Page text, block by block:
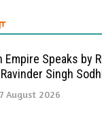
Empire Speaks by
Singh
7 August 2026